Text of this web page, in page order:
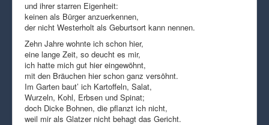
und ihrer starren Eigenheit:
keinen als Bürger anzuerkennen,
der nicht Westerholt als Geburtsort kann nennen.
Zehn Jahre wohnte ich schon hier,
eine lange Zeit, so deucht es mir,
ich hatte mich gut hier eingewöhnt,
mit den Bräuchen hier schon ganz versöhnt.
Im Garten baut’ ich Kartoffeln, Salat,
Wurzeln, Kohl, Erbsen und Spinat;
doch Dicke Bohnen, die pflanzt ich nicht,
weil mir als Glatzer nicht behagt das Gericht.